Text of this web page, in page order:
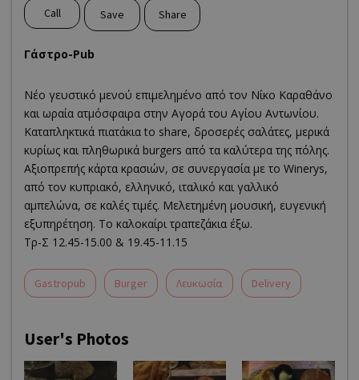
Call Save Share
Γάστρο-Pub
Νέο γευστικό μενού επιμελημένο από τον Νίκο Καραθάνο
και ωραία ατμόσφαιρα στην Αγορά του Αγίου Αντωνίου.
Καταπληκτικά πιατάκια to share, δροσερές σαλάτες, μερικά
κυρίως και πληθωρικά burgers από τα καλύτερα της πόλης.
Αξιοπρεπής κάρτα κρασιών, σε συνεργασία με το Winerys,
από τον κυπριακό, ελληνικό, ιταλικό και γαλλικό
αμπελώνα, σε καλές τιμές. Μελετημένη μουσική, ευγενική
εξυπηρέτηση. Το καλοκαίρι τραπεζάκια έξω.
Τρ-Σ 12.45-15.00 & 19.45-11.15
Gastropub Burger Λευκωσία Delivery
User's Photos